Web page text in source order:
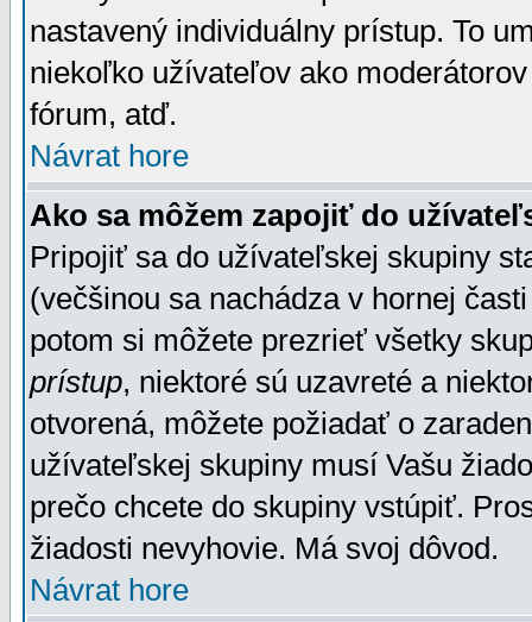
nastavený individuálny prístup. To
niekoľko užívateľov ako
fórum, atď.
Návrat hore
Ako sa môžem zapojiť do
Pripojiť sa do užívateľskej skupiny
(večšinou sa nachádza v hornej
potom si môžete prezrieť všetky
prístup, niektoré sú uzavreté a
otvorená, môžete požiadať o
užívateľskej skupiny musí Vašu
prečo chcete do skupiny vstúpiť.
žiadosti nevyhovie. Má svoj dôvod.
Návrat hore